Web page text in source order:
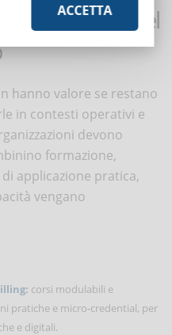
nel
hanno valore se restano
in contesti operativi e
devono
formazione,
applicazione pratica,
vengano
: corsi modulabili e
pratiche e micro‑credential, per
e digitali.
ACCETTA